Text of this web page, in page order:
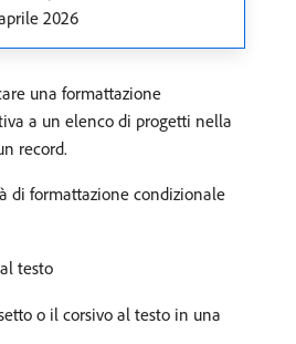
2026
una formattazione
a un elenco di progetti nella
record.
di formattazione condizionale
testo
o il corsivo al testo in una